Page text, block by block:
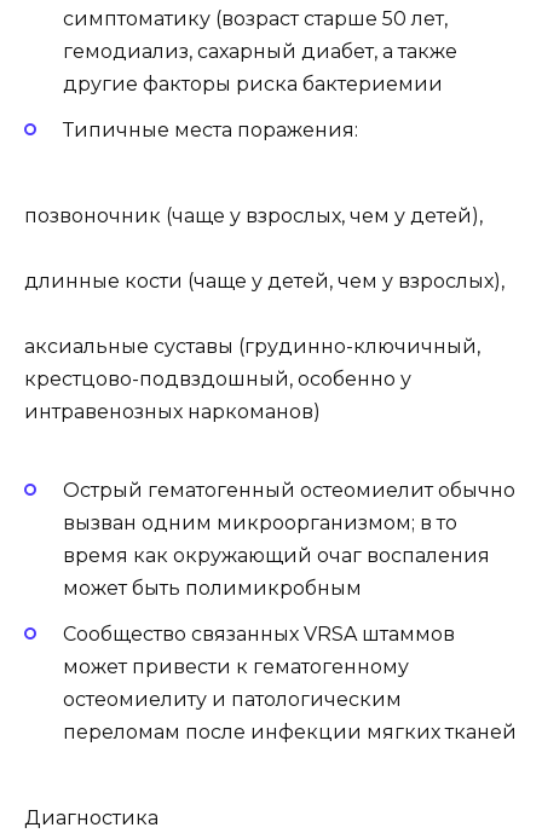
симптоматику (возраст старше 50 лет,
гемодиализ, сахарный диабет, а также
другие факторы риска бактериемии
Типичные места поражения:
позвоночник (чаще у взрослых, чем у детей),
длинные кости (чаще у детей, чем у взрослых),
аксиальные суставы (грудинно-ключичный,
крестцово-подвздошный, особенно у
интравенозных наркоманов)
Острый гематогенный остеомиелит обычно
вызван одним микроорганизмом; в то
время как окружающий очаг воспаления
может быть полимикробным
Сообщество связанных VRSA штаммов
может привести к гематогенному
остеомиелиту и патологическим
переломам после инфекции мягких тканей
Диагностика